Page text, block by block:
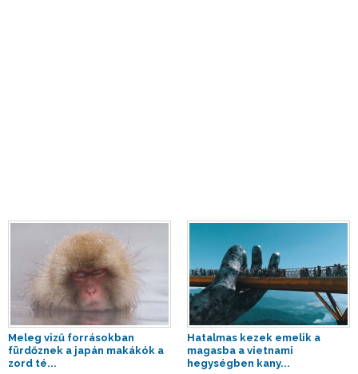
Meleg vizű forrásokban
fürdőznek a japán makákók a
zord té...
Hatalmas kezek emelik a
magasba a vietnami
hegységben kany...